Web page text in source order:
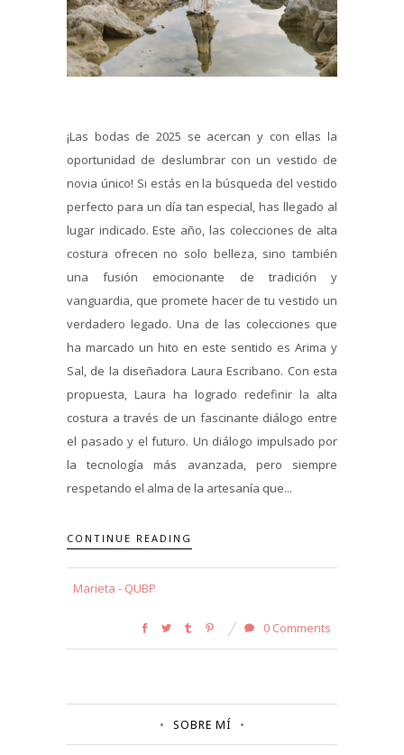
¡Las bodas de 2025 se acercan y con ellas la
oportunidad de deslumbrar con un vestido de
novia único! Si estás en la búsqueda del vestido
perfecto para un día tan especial, has llegado al
lugar indicado. Este año, las colecciones de alta
costura ofrecen no solo belleza, sino también
una fusión emocionante de tradición y
vanguardia, que promete hacer de tu vestido un
verdadero legado. Una de las colecciones que
ha marcado un hito en este sentido es Arima y
Sal, de la diseñadora Laura Escribano. Con esta
propuesta, Laura ha logrado redefinir la alta
costura a través de un fascinante diálogo entre
el pasado y el futuro. Un diálogo impulsado por
la tecnología más avanzada, pero siempre
respetando el alma de la artesanía que...
CONTINUE READING
Marieta - QUBP
0 Comments
SOBRE MÍ